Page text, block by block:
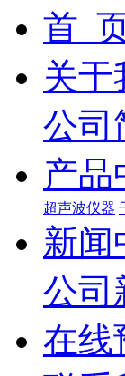
首
关于
公司
产品
超声波仪器
新闻
公司
在线